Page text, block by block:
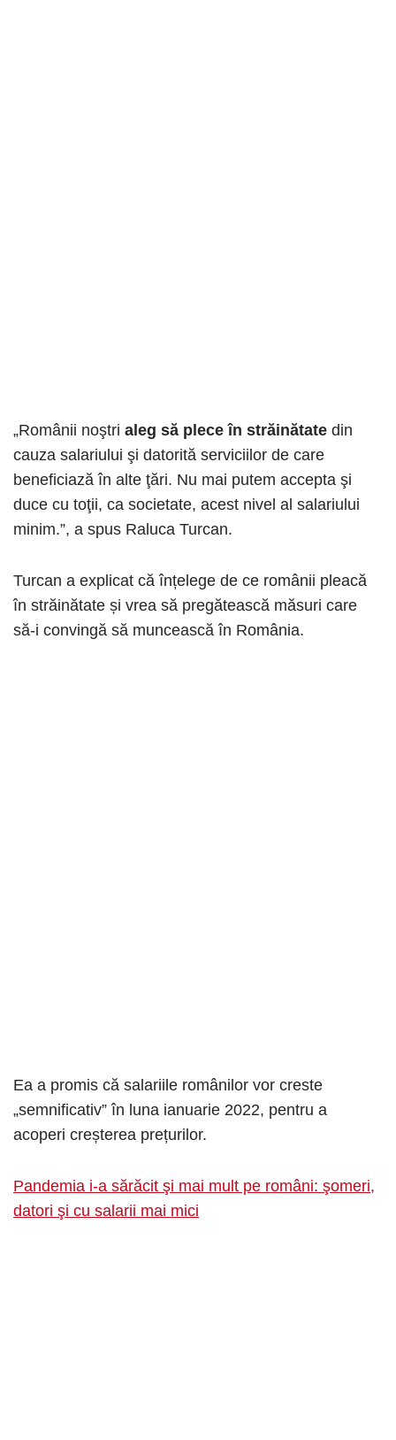
„Românii noştri aleg să plece în străinătate din
cauza salariului şi datorită serviciilor de care
beneficiază în alte ţări. Nu mai putem accepta şi
duce cu toţii, ca societate, acest nivel al salariului
minim.”, a spus Raluca Turcan.
Turcan a explicat că înțelege de ce românii pleacă
în străinătate și vrea să pregătească măsuri care
să-i convingă să muncească în România.
Ea a promis că salariile românilor vor creste
„semnificativ” în luna ianuarie 2022, pentru a
acoperi creșterea prețurilor.
Pandemia i-a sărăcit şi mai mult pe români: şomeri,
datori şi cu salarii mai mici